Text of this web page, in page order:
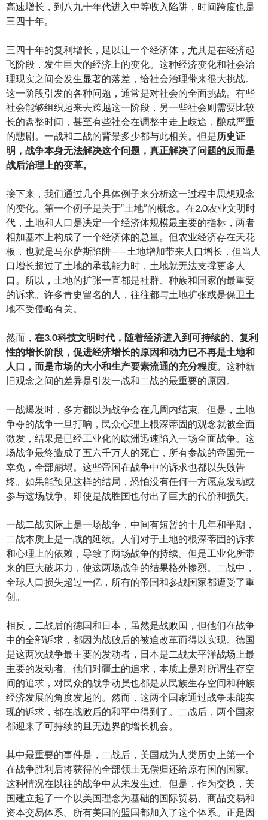
高速增长，到八九十年代进入中等收入陷阱，时间跨度也是
三四十年。
三四十年的复利增长，足以让一个经济体，尤其是在经济起
飞阶段，发生巨大的经济上的变化。这种经济变化和社会治
理现实之间会发生显著的落差，给社会治理带来很大挑战。
这一阶段引发的各种问题，通常是对社会的全面挑战。有些
社会能够组织起来去跨越这一阶段，另一些社会则需要比较
长的盘整时间，甚至有些社会在调整中走上歧途，酿成严重
的悲剧。一战和二战的背景多少都与此相关。但是历史证
明，战争本身无法解决这个问题，真正解决了问题的反而是
战后治理上的变革。
接下来，我们通过几个具体例子来分析这一过程中思想观念
的变化。第一个例子是关于“土地”的概念。在2.0农业文明时
代，土地和人口是决定一个经济体规模最主要的指标，两者
相加基本上构成了一个经济体的总量。但农业经济存在天花
板，也就是马尔萨斯陷阱——土地增加带来人口增长，但当人
口增长超过了土地的承载能力时，土地就无法支撑更多人
口。所以，土地的扩张一直都是社群、种族和国家的最重要
的诉求。许多青史留名的人，往往都与土地扩张或是保卫土
地不受侵略有关。
然而， 在3.0科技文明时代，随着经济进入到可持续的、复利
性的增长阶段，促进经济增长的原因和动力已不再是土地和
人口，而是市场的大小和生产要素流通的充分程度。 这种新
旧观念之间的差异是引发一战和二战的最重要的原因。
一战爆发时，多方都以为战争会在几周内结束。但是，土地
争夺的战争一旦打响，民众心理上根深蒂固的观念就被全面
激发，结果是已经工业化的欧洲迅速陷入一场全面战争。这
场战争最终造成了五六千万人的死亡，所有参战的帝国无一
幸免，全部崩塌。这些帝国在战争中的诉求也都以失败告
终。如果能预见这样的结局，恐怕没有任何一方愿意发动或
参与这场战争。即使是战胜国也付出了巨大的代价和损失。
一战二战实际上是一场战争，中间有短暂的十几年和平期，
二战本质上是一战的延续。人们对于土地的根深蒂固的诉求
和心理上的依赖，导致了两场战争的持续。但是工业化所带
来的巨大破坏力，使这两场战争的结果格外惨烈。二战中，
全球人口损失超过一亿，所有的帝国和参战国家都遭受了重
创。
相反，二战后的德国和日本，虽然是战败国，但他们在战争
中的全部诉求，都因为战败后的被迫改革而得以实现。德国
是这两次战争最主要的发动者，日本是二战太平洋战场上最
主要的发动者。他们对疆土的追求，本质上是对所谓生存空
间的追求，对民众的战争动员也都是从民族生存空间和种族
经济发展的角度发起的。然而，这两个国家通过战争未能实
现的诉求，都在战败后的和平中得到了。二战后，两个国家
都迎来了可持续的且无边界的增长机会。
其中最重要的事件是，二战后，美国成为人类历史上第一个
在战争胜利后将获得的全部领土无偿归还给原有国的国家。
这种情况在以往的战争中从未发生过。但是，作为交换，美
国建立起了一个以美国理念为基础的国际贸易、商品交易和
资本交易体系。所有美国的盟国都加入了这个体系。正是因